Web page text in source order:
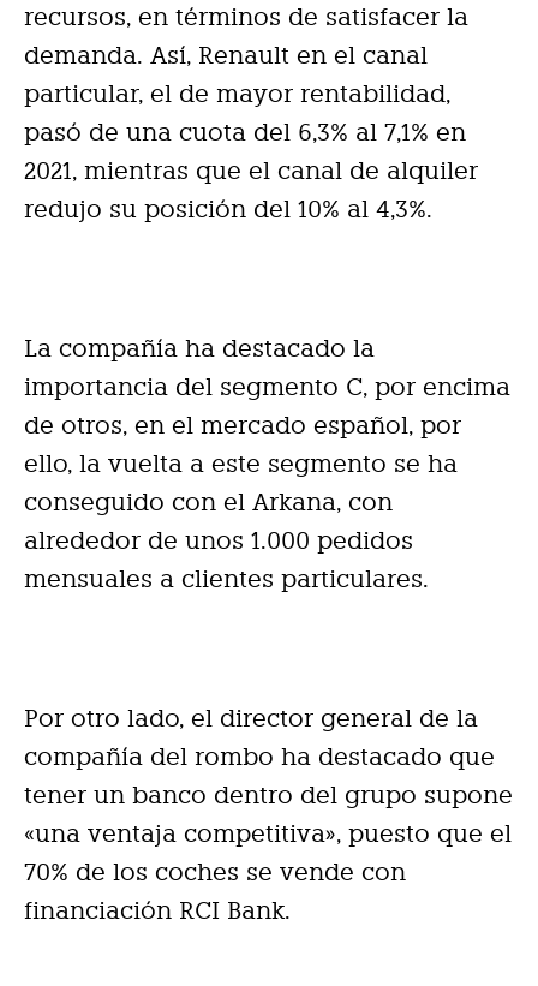
recursos, en términos de satisfacer la
demanda. Así, Renault en el canal
particular, el de mayor rentabilidad,
pasó de una cuota del 6,3% al 7,1% en
2021, mientras que el canal de alquiler
redujo su posición del 10% al 4,3%.
La compañía ha destacado la
importancia del segmento C, por encima
de otros, en el mercado español, por
ello, la vuelta a este segmento se ha
conseguido con el Arkana, con
alrededor de unos 1.000 pedidos
mensuales a clientes particulares.
Por otro lado, el director general de la
compañía del rombo ha destacado que
tener un banco dentro del grupo supone
«una ventaja competitiva», puesto que el
70% de los coches se vende con
financiación RCI Bank.